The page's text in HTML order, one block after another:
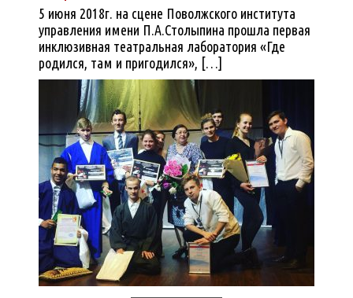
5 июня 2018г. на сцене Поволжского института
управления имени П.А.Столыпина прошла первая
инклюзивная театральная лаборатория «Где
родился, там и пригодился», […]